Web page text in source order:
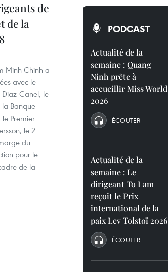
de
de la
Minh Chinh a
avec le
Canel, le
Banque
Premier
le 2
du
pour le
de la
PODCAST
Actualité de la
semaine : Quang
Ninh prête à
accueillir Miss World
2026
ÉCOUTER
Actualité de la
semaine : Le
dirigeant To Lam
reçoit le Prix
international de la
paix Lev Tolstoï 2026
ÉCOUTER